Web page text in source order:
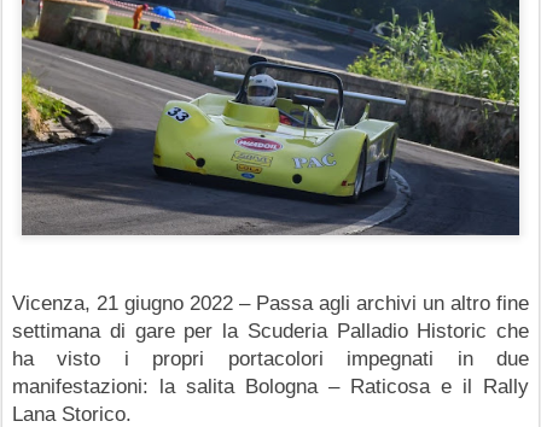
Vicenza, 21 giugno 2022 – Passa agli archivi un altro fine
settimana di gare per la Scuderia Palladio Historic che
ha visto i propri portacolori impegnati in due
manifestazioni: la salita Bologna – Raticosa e il Rally
Lana Storico.